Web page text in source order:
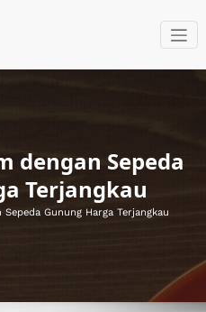
dengan Sepeda
Terjangkau
Gunung Harga Terjangkau